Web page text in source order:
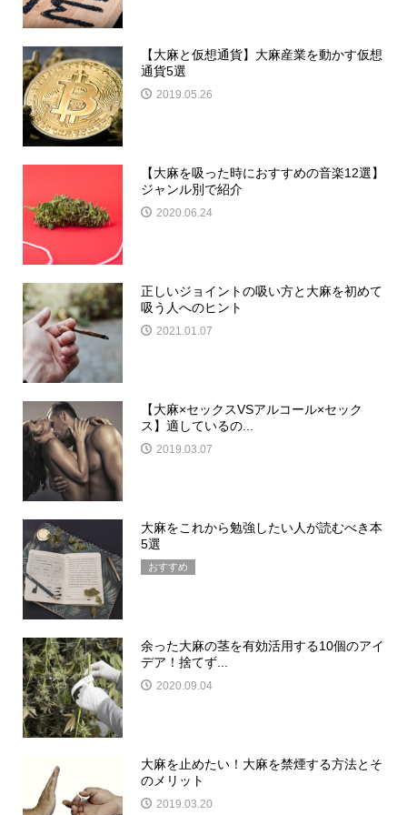
【大麻と仮想通貨】大麻産業を動かす仮想
通貨5選
2019.05.26
【大麻を吸った時におすすめの音楽12選】
ジャンル別で紹介
2020.06.24
正しいジョイントの吸い方と大麻を初めて
吸う人へのヒント
2021.01.07
【大麻×セックスVSアルコール×セック
ス】適しているの...
2019.03.07
大麻をこれから勉強したい人が読むべき本
5選
おすすめ
余った大麻の茎を有効活用する10個のアイ
デア！捨てず...
2020.09.04
大麻を止めたい！大麻を禁煙する方法とそ
のメリット
2019.03.20